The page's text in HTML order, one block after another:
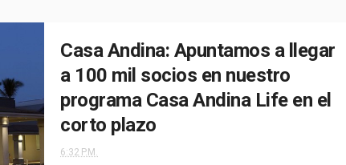
Casa Andina: Apuntamos a llegar
a 100 mil socios en nuestro
programa Casa Andina Life en el
corto plazo
6:32 P.M.